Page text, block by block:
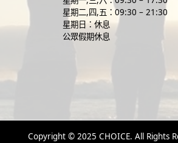
‎星期二,四,五：09:30 – 21:30
‎星期日：休息
公眾假期休息
Copyright © 2025 CHOICE. All Rights